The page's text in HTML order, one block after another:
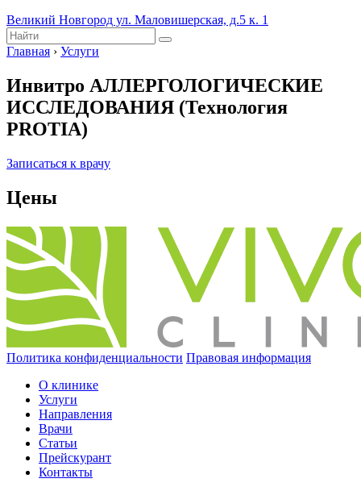
Великий Новгород ул. Маловишерская, д.5 к. 1
Главная › Услуги
Инвитро АЛЛЕРГОЛОГИЧЕСКИЕ
ИССЛЕДОВАНИЯ (Технология
PROTIA)
Записаться к врачу
Цены
Политика конфиденциальности Правовая информация
О клинике
Услуги
Направления
Врачи
Статьи
Прейскурант
Контакты